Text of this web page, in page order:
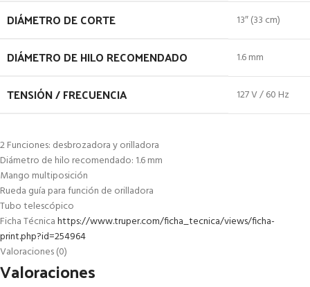
DIÁMETRO DE CORTE 13″ (33 cm)
DIÁMETRO DE HILO RECOMENDADO 1.6 mm
TENSIÓN / FRECUENCIA 127 V / 60 Hz
2 Funciones: desbrozadora y orilladora
Diámetro de hilo recomendado: 1.6 mm
Mango multiposición
Rueda guía para función de orilladora
Tubo telescópico
Ficha Técnicahttps://www.truper.com/ficha_tecnica/views/ficha-
print.php?id=254964
Valoraciones (0)
Valoraciones